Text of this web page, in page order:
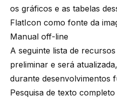
os gráficos e as tabelas
FlatIcon como fonte da
Manual off-line
A seguinte lista de
preliminar e será
durante desenvolvimentos
Pesquisa de texto